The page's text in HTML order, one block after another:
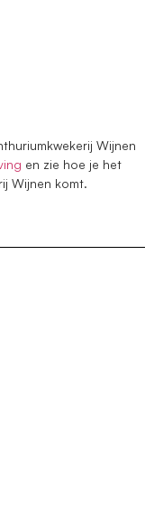
Wijnen
en zie hoe je het
Wijnen komt.